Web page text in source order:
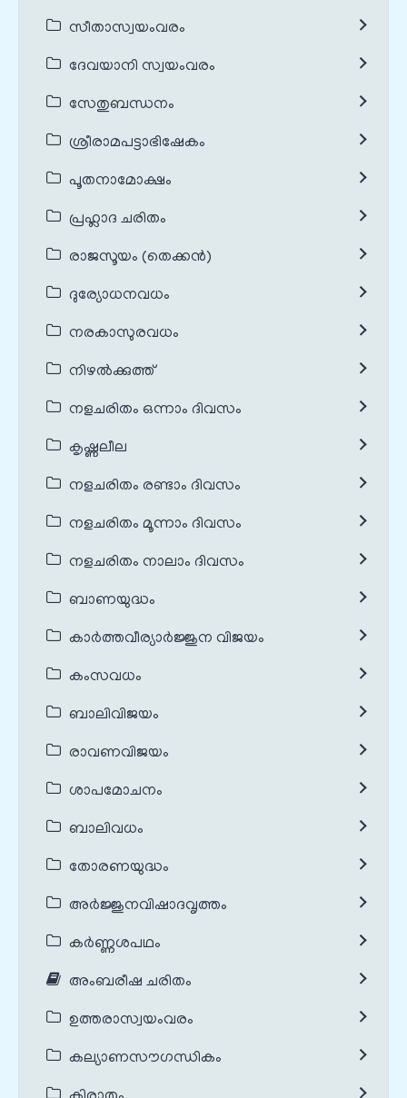
സീതാസ്വയംവരം
ദേവയാനി സ്വയംവരം
സേതുബന്ധനം
ശ്രീരാമപട്ടാഭിഷേകം
പൂതനാമോക്ഷം
പ്രഹ്ലാദ ചരിതം
രാജസൂയം (തെക്കൻ)
ദുര്യോധനവധം
നരകാസുരവധം
നിഴൽക്കുത്ത്
നളചരിതം ഒന്നാം ദിവസം
കൃഷ്ണലീല
നളചരിതം രണ്ടാം ദിവസം
നളചരിതം മൂന്നാം ദിവസം
നളചരിതം നാലാം ദിവസം
ബാണയുദ്ധം
കാർത്തവീര്യാർജ്ജുന വിജയം
കംസവധം
ബാലിവിജയം
രാവണവിജയം
ശാപമോചനം
ബാലിവധം
തോരണയുദ്ധം
അർജ്ജുനവിഷാദവൃത്തം
കർണ്ണശപഥം
അംബരീഷ ചരിതം
ഉത്തരാസ്വയംവരം
കല്യാണസൗഗന്ധികം